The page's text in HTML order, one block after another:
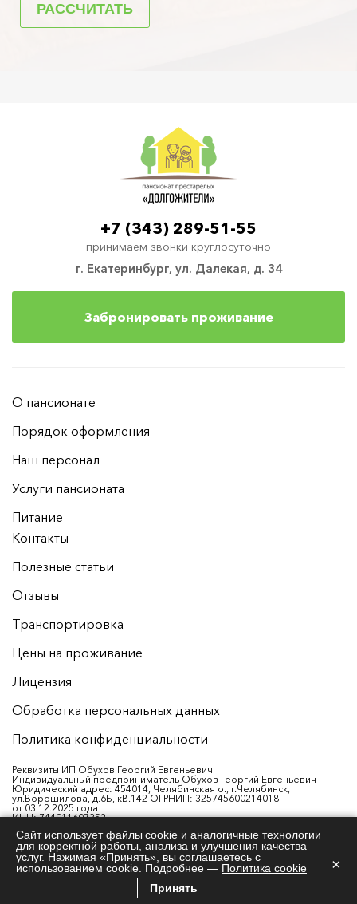
г. Екатеринбург, ул. Далекая, д. 34
+7 (343) 289-51-55
принимаем звонки круглосуточно
Забронировать проживание
О пансионате
Порядок оформления
Наш персонал
Услуги пансионата
Питание
Контакты
Полезные статьи
Отзывы
Транспортировка
Цены на проживание
Лицензия
Обработка персональных данных
Политика конфиденциальности
Реквизиты ИП Обухов Георгий Евгеньевич
Индивидуальный предприниматель Обухов Георгий Евгеньевич
Юридический адрес: 454014, Челябинская о., г.Челябинск,
ул.Ворошилова, д.6Б, кВ.142 ОГРНИП: 325745600214018
от 03.12.2025 года
ИНН: 744911607352
Банк: ФИЛИАЛ «ЕКАТЕРИНБУРГСКИЙ» АО «АЛЬФА-БАНК»
ИНН банка: 7728168971
БИК: 046577964
К/с: 30101810100000000964
Сайт использует файлы cookie и аналогичные технологии
для корректной работы, анализа и улучшения качества
услуг. Нажимая «Принять», вы соглашаетесь с
использованием cookie. Подробнее — Политика cookie
Принять
×